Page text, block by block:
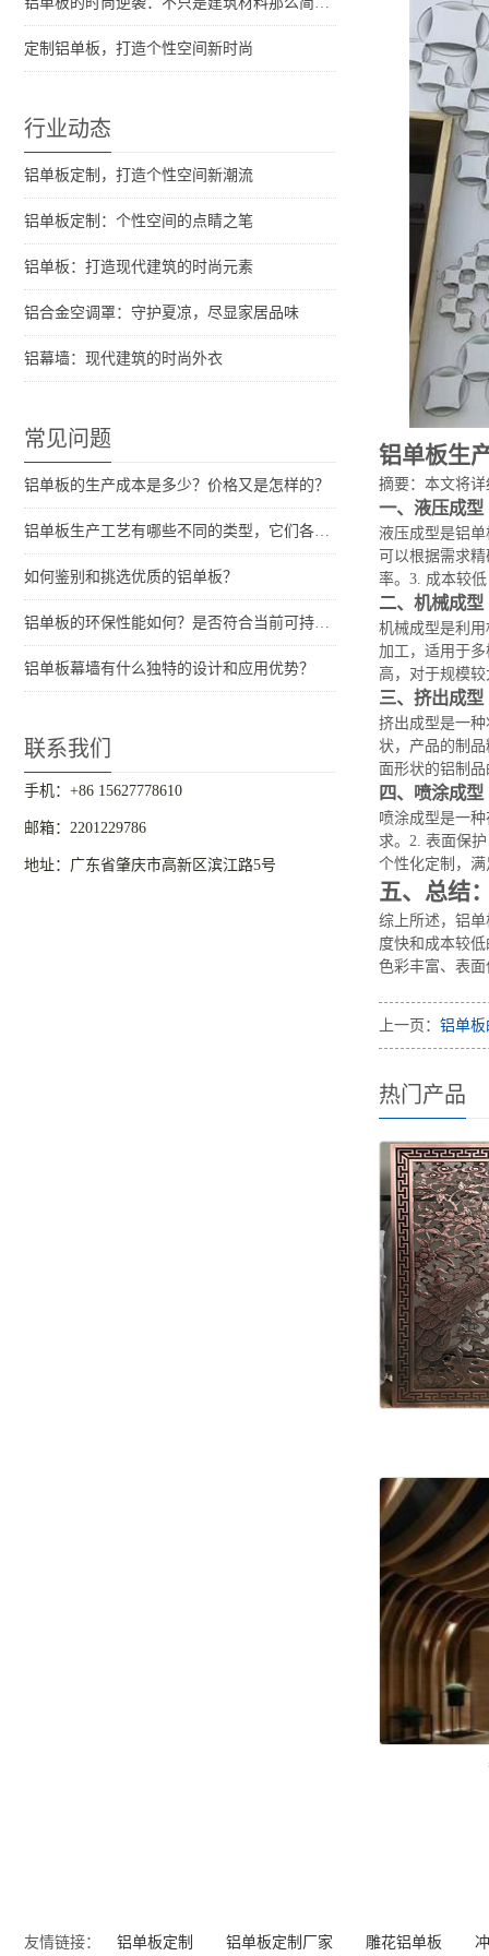
定制铝单板，打造个性空间新时尚
行业动态
铝单板定制，打造个性空间新潮流
铝单板定制：个性空间的点睛之笔
铝单板：打造现代建筑的时尚元素
铝合金空调罩：守护夏凉，尽显家居品味
铝幕墙：现代建筑的时尚外衣
常见问题
铝单板的生产成本是多少？价格又是怎样的？
铝单板生产工艺有哪些不同的类型，它们各自的特点是什么？
如何鉴别和挑选优质的铝单板？
铝单板的环保性能如何？是否符合当前可持续发展的要求？
铝单板幕墙有什么独特的设计和应用优势？
联系我们
手机：+86 15627778610
邮箱：2201229786
地址：广东省肇庆市高新区滨江路5号
铝单板生
摘要：本文将
一、液压成型
液压成型是铝
可以根据需求
率。3. 成本较
二、机械成型
机械成型是利
加工，适用于
高，对于规模
三、挤出成型
挤出成型是一
状，产品的制
面形状的铝制
四、喷涂成型
喷涂成型是一
求。2. 表面保
个性化定制，
五、总结
综上所述，铝
度快和成本较
色彩丰富、表
上一页： 铝单
热门产品
友情链接： 铝单板定制 铝单板定制厂家 雕花铝单板